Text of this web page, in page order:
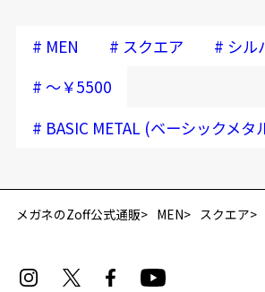
再入荷お知らせメールのお申し込
# MEN # スクエア # シル
# ～￥5500
# BASIC METAL (ベーシックメタ
メガネのZoff公式通販 MEN スクエア